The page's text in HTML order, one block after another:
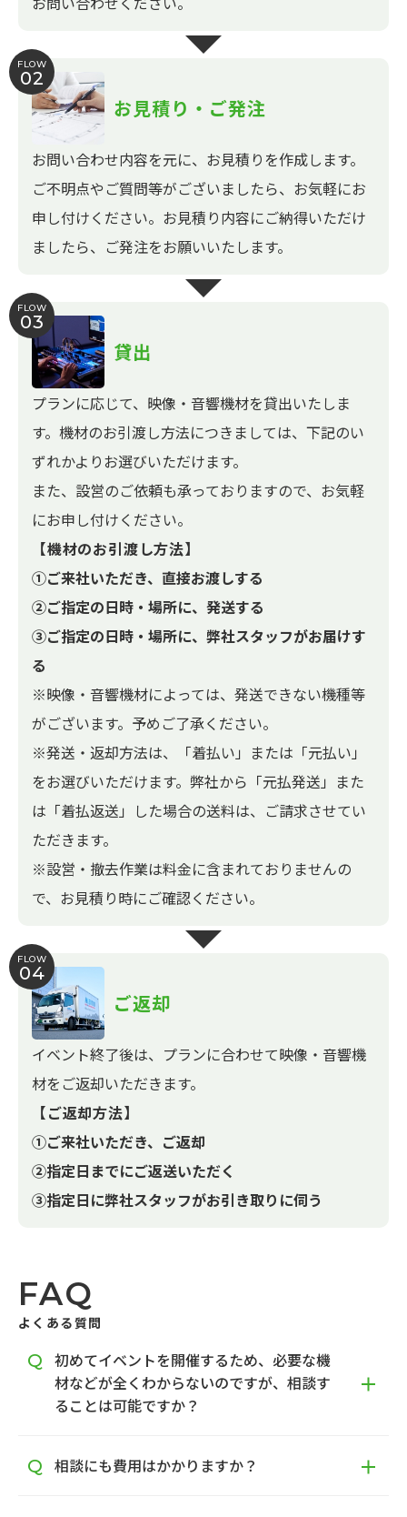
FLOW
02
お見積り・ご発注
お問い合わせ内容を元に、お見積りを作成します。
ご不明点やご質問等がございましたら、お気軽にお
申し付けください。お見積り内容にご納得いただけ
ましたら、ご発注をお願いいたします。
FLOW
03
貸出
プランに応じて、映像・音響機材を貸出いたしま
す。機材のお引渡し方法につきましては、下記のい
ずれかよりお選びいただけます。
また、設営のご依頼も承っておりますので、お気軽
にお申し付けください。
【機材のお引渡し方法】
①ご来社いただき、直接お渡しする
②ご指定の日時・場所に、発送する
③ご指定の日時・場所に、弊社スタッフがお届けす
る
※映像・音響機材によっては、発送できない機種等
がございます。予めご了承ください。
※発送・返却方法は、「着払い」または「元払い」
をお選びいただけます。弊社から「元払発送」また
は「着払返送」した場合の送料は、ご請求させてい
ただきます。
※設営・撤去作業は料金に含まれておりませんの
で、お見積り時にご確認ください。
FLOW
04
ご返却
イベント終了後は、プランに合わせて映像・音響機
材をご返却いただきます。
【ご返却方法】
①ご来社いただき、ご返却
②指定日までにご返送いただく
③指定日に弊社スタッフがお引き取りに伺う
FAQ
よくある質問
初めてイベントを開催するため、必要な機
材などが全くわからないのですが、相談す
ることは可能ですか？
相談にも費用はかかりますか？